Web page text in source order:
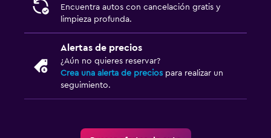
Encuentra autos con cancelación gratis y
limpieza profunda.
Alertas de precios
¿Aún no quieres reservar?
Crea una alerta de precios para realizar un
seguimiento.